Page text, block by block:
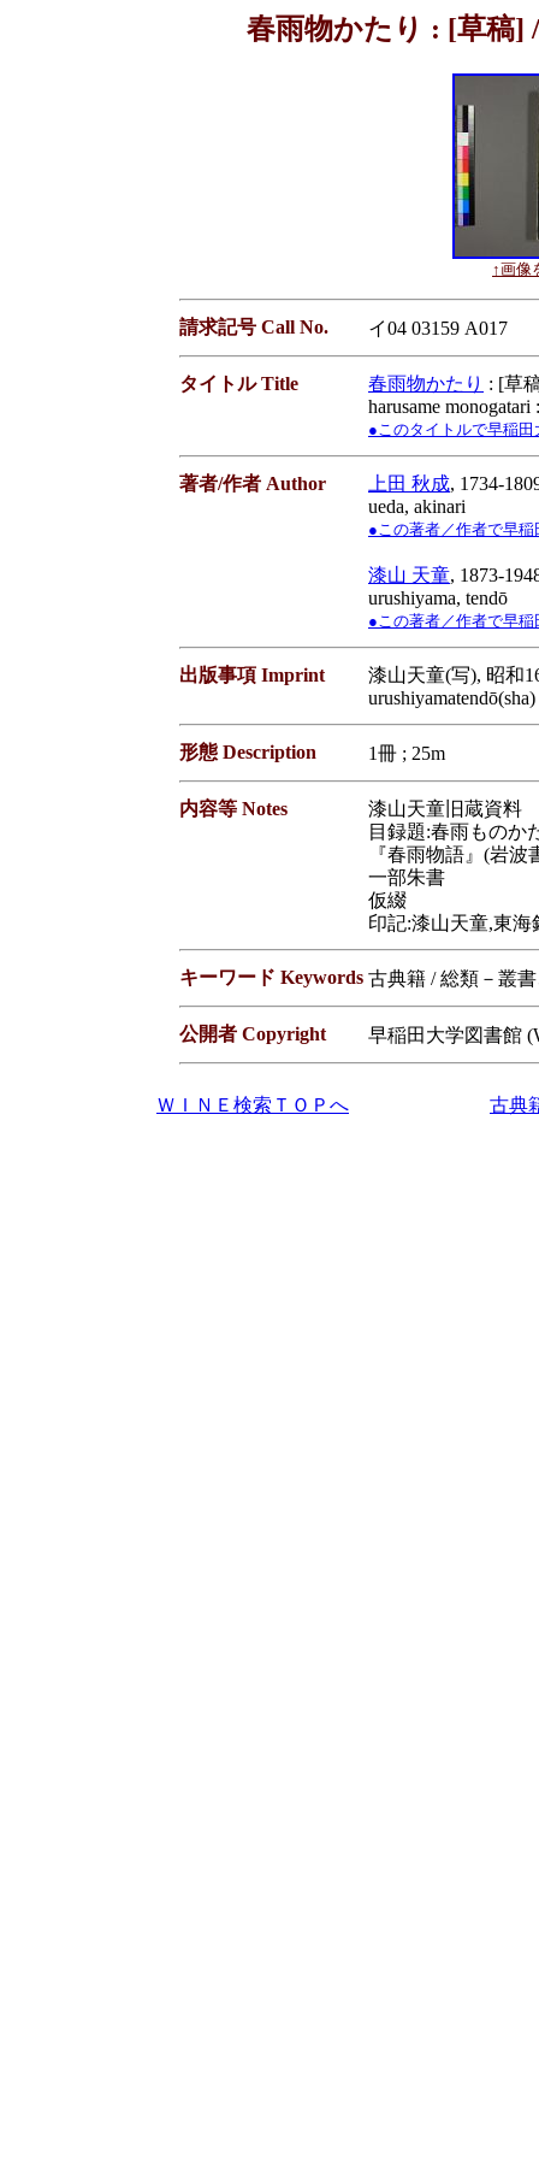
春雨物かたり : [草稿]
↑画像
請求記号 Call No. イ04 03159 A017
タイトル Title 春雨物かたり : [草
harusame monogatari
●このタイトルで早稲田
著者/作者 Author 上田 秋成, 1734-
ueda, akinari
●この著者／作者で早稲
漆山 天童, 1873-
urushiyama, tendō
●この著者／作者で早稲
出版事項 Imprint
漆山天童(写), 昭和
urushiyamatendō(sha)
形態 Description 1冊 ; 25m
内容等 Notes
漆山天童旧蔵資料
目録題:春雨ものか
『春雨物語』(岩
一部朱書
仮綴
印記:漆山天童,東海
キーワード Keywords 古典籍 / 総類－叢
公開者 Copyright 早稲田大学図書館
ＷＩＮＥ検索ＴＯＰへ 古典